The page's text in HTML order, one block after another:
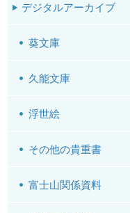
デジタルアーカイブ
葵文庫
久能文庫
浮世絵
その他の貴重書
富士山関係資料